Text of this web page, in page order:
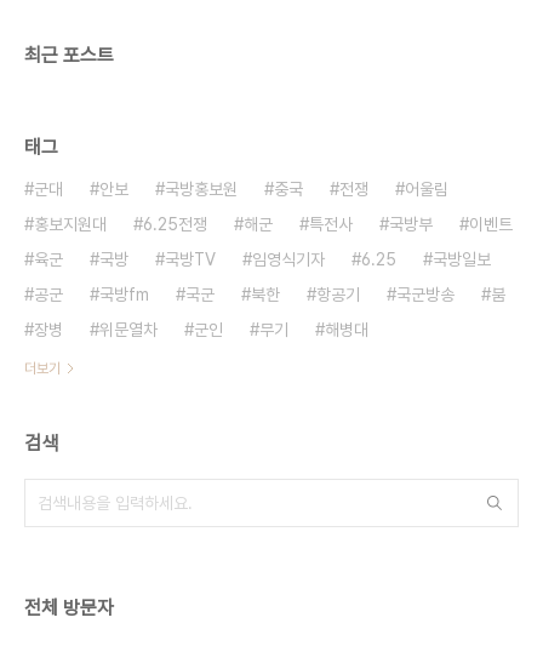
최근 포스트
태그
군대 안보 국방홍보원 중국 전쟁
어울림
홍보지원대
6.25전쟁 해군 특전사 국방부
이벤트
육군
국방 국방TV 임영식기자 6.25
국방일보
공군
국방fm 국군 북한 항공기 국군방송
붐
장병
위문열차 군인 무기 해병대
더보기
검색
전체 방문자